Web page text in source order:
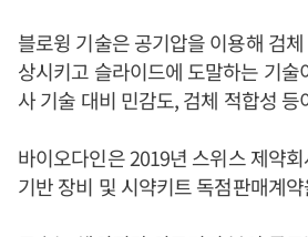
블로윙 기술은 공기압을 이용해 검
상시키고 슬라이드에 도말하는 기술
사 기술 대비 민감도, 검체 적합성 등
바이오다인은 2019년 스위스 제약
기반 장비 및 시약키트 독점판매계